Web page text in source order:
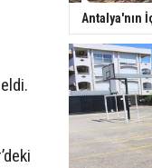
Antalya'nın